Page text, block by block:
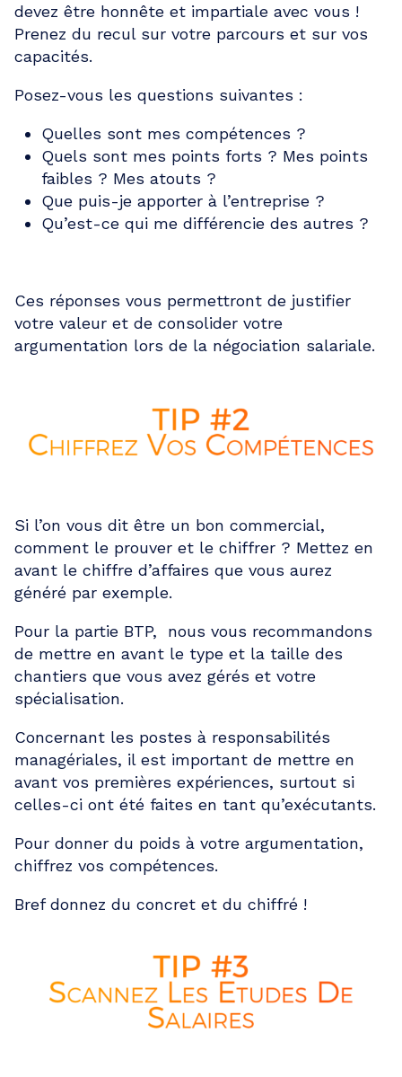
devez être honnête et impartiale avec vous !
Prenez du recul sur votre parcours et sur vos
capacités.
Posez-vous les questions suivantes :
Quelles sont mes compétences ?
Quels sont mes points forts ? Mes points
faibles ? Mes atouts ?
Que puis-je apporter à l’entreprise ?
Qu’est-ce qui me différencie des autres ?
Ces réponses vous permettront de justifier
votre valeur et de consolider votre
argumentation lors de la négociation salariale.
Si l’on vous dit être un bon commercial,
comment le prouver et le chiffrer ? Mettez en
avant le chiffre d’affaires que vous aurez
généré par exemple.
Pour la partie BTP, nous vous recommandons
de mettre en avant le type et la taille des
chantiers que vous avez gérés et votre
spécialisation.
Concernant les postes à responsabilités
managériales, il est important de mettre en
avant vos premières expériences, surtout si
celles-ci ont été faites en tant qu’exécutants.
Pour donner du poids à votre argumentation,
chiffrez vos compétences.
Bref donnez du concret et du chiffré !